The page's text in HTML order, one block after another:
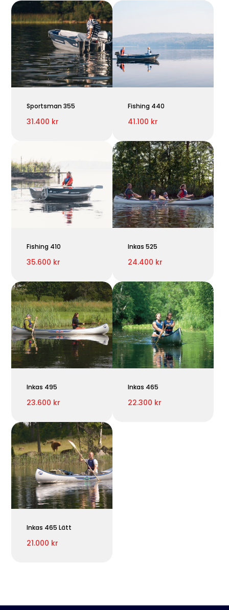
Sportsman 355
31.400 kr
Fishing 440
41.100 kr
Fishing 410
35.600 kr
Inkas 525
24.400 kr
Inkas 495
23.600 kr
Inkas 465
22.300 kr
Inkas 465 Lätt
21.000 kr